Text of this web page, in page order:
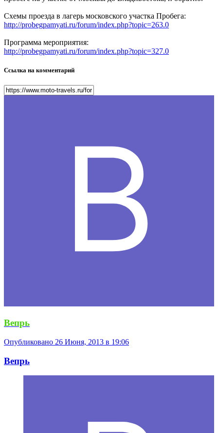
Схемы проезда в лагерь московского участка Пробега:
http://probegpamyati.ru/forum/index.php?topic=263.0
Программа мероприятия:
http://probegpamyati.ru/forum/index.php?topic=327.0
Ссылка на комментарий
Вепрь
Опубликовано 26 Июня, 2013 в 19:06
Вепрь